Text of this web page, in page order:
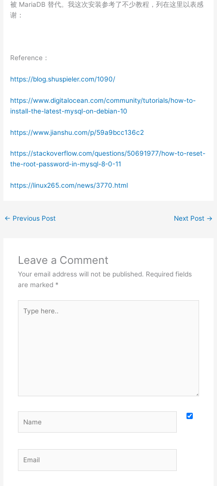
被 MariaDB 替代。我这次安装参考了不少教程，列在这里以表感
谢：
Reference：
https://blog.shuspieler.com/1090/
https://www.digitalocean.com/community/tutorials/how-to-
install-the-latest-mysql-on-debian-10
https://www.jianshu.com/p/59a9bcc136c2
https://stackoverflow.com/questions/50691977/how-to-reset-
the-root-password-in-mysql-8-0-11
https://linux265.com/news/3770.html
← Previous Post Next Post →
Leave a Comment
Your email address will not be published. Required fields
are marked *
here..